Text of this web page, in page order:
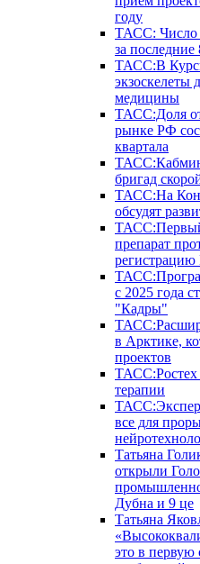
году
ТАСС: Число
за
ТАСС:В
экзоскелеты
медицины
ТАСС:Доля
рынке РФ
квартала
бригад
ТАСС:На
обсудят
препарат
с 2025 года
"Кадры"
в Арктике,
проектов
ТАСС:Ростех
терапии
все для
Татьяна
открыли
Дубна и 9 це
Татьяна
это в первую